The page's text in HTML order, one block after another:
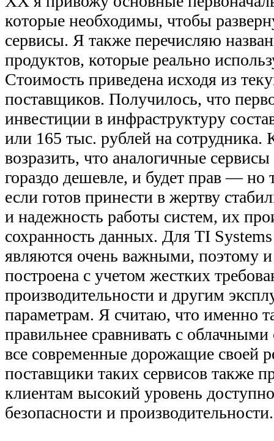
которые необходимы, чтобы
сервисы. Я также перечисляю
продуктов, которые реально
Стоимость приведена исходя из
поставщиков. Получилось, что
инвестиции в инфраструктуру
или 165 тыс. рублей на сотрудника.
возразить, что аналогичные
гораздо дешевле, и будет прав — но
если готов принести в жертву
и надежность работы систем, их
сохранность данных. Для TI
являются очень важными, поэтому
построена с учетом жестких
производительности и другим
параметрам. Я считаю, что именно
правильнее сравнивать с облачными
все современные дорожащие своей
поставщики таких сервисов также
клиентам высокий уровень
безопасности и производительности.